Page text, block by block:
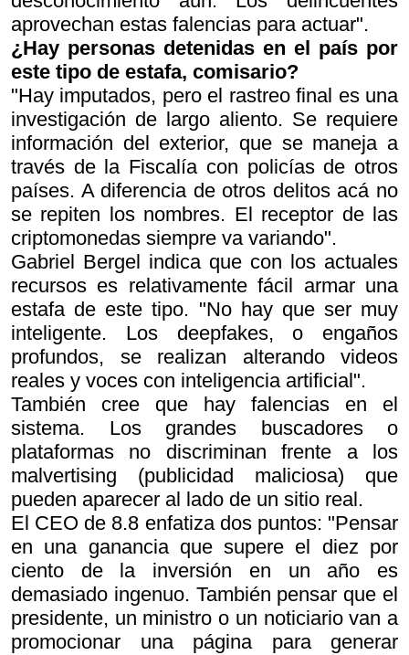
aprovechan estas falencias para actuar".
¿Hay personas detenidas en el país por
este tipo de estafa, comisario?
"Hay imputados, pero el rastreo final es una
investigación de largo aliento. Se requiere
información del exterior, que se maneja a
través de la Fiscalía con policías de otros
países. A diferencia de otros delitos acá no
se repiten los nombres. El receptor de las
criptomonedas siempre va variando".
Gabriel Bergel indica que con los actuales
recursos es relativamente fácil armar una
estafa de este tipo. "No hay que ser muy
inteligente. Los deepfakes, o engaños
profundos, se realizan alterando videos
reales y voces con inteligencia artificial".
También cree que hay falencias en el
sistema. Los grandes buscadores o
plataformas no discriminan frente a los
malvertising (publicidad maliciosa) que
pueden aparecer al lado de un sitio real.
El CEO de 8.8 enfatiza dos puntos: "Pensar
en una ganancia que supere el diez por
ciento de la inversión en un año es
demasiado ingenuo. También pensar que el
presidente, un ministro o un noticiario van a
promocionar una página para generar